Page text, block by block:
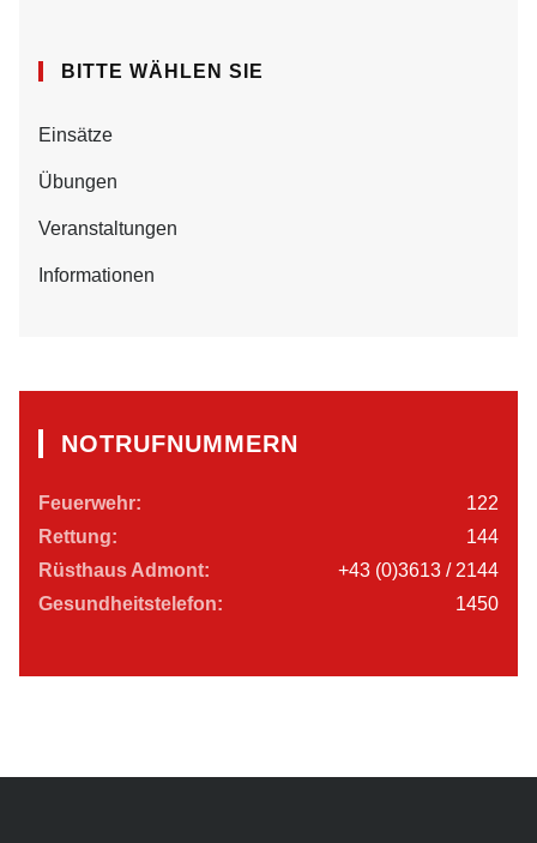
BITTE WÄHLEN SIE
Einsätze
Übungen
Veranstaltungen
Informationen
NOTRUFNUMMERN
Feuerwehr:
122
Rettung:
144
Rüsthaus Admont:
+43 (0)3613 / 2144
Gesundheitstelefon:
1450